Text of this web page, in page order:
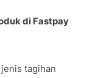
di Fastpay
tagihan